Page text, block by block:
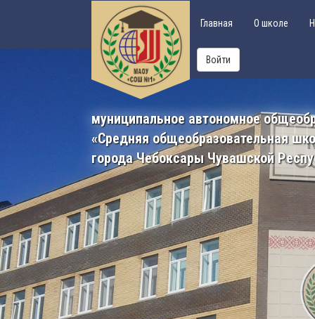
Главная О школе
Войти
муниципальное автономное
«Средняя общеобразовательная
города Чебоксары Чувашской